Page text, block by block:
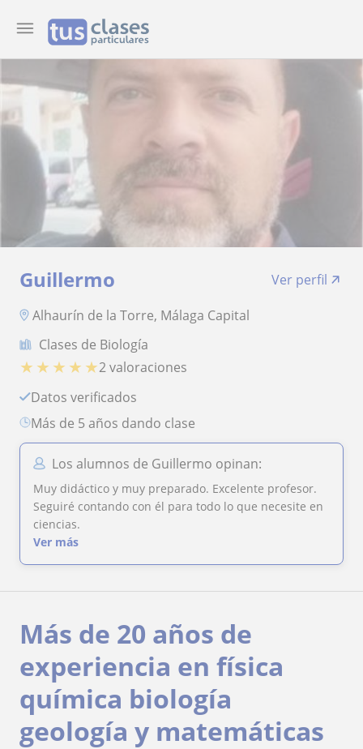
Guillermo
Ver perfil
Alhaurín de la Torre, Málaga Capital
Clases de Biología
★ ★ ★ ★ ★2 valoraciones
Datos verificados
más de 5 años dando clase
Los alumnos de Guillermo opinan:
Muy didáctico y muy preparado. Excelente profesor.
Seguiré contando con él para todo lo que necesite en
ciencias.
Ver más
Más de 20 años de
experiencia en física
química biología
geología y matemáticas